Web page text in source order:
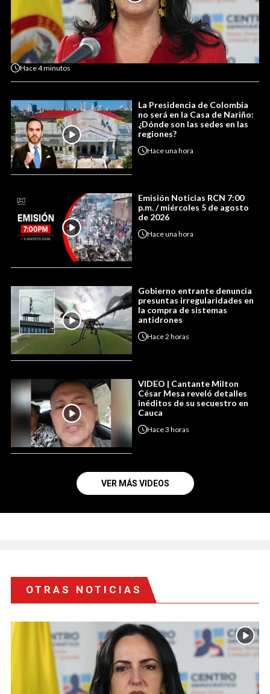
Hace4 minutos
La Presidencia de Colombia
no será en la Casa de Nariño:
¿Dónde son las sedes en las
regiones?
Haceuna hora
Emisión Noticias RCN 7:00
p.m. / miércoles 5 de agosto
de 2026
Haceuna hora
Gobierno entrante denuncia
presuntas irregularidades en
la compra de sistemas
antidrones
Hace2 horas
VIDEO | Cantante Milton
César Mesa reveló detalles
inéditos de su secuestro en
Cauca
Hace3 horas
VER MÁS VIDEOS
OTRAS NOTICIAS